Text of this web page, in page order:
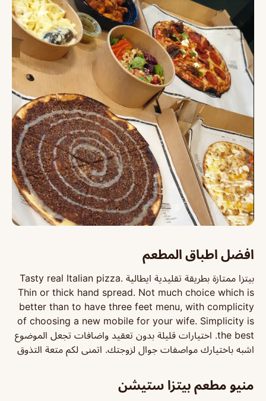
افضل اطباق المطعم
بيتزا ممتازة بطريقة تقليدية ايطالية Tasty real Italian pizza.
Thin or thick hand spread. Not much choice which is
better than to have three feet menu, with complicity
of choosing a new mobile for your wife. Simplicity is
the best. اختيارات قليلة بدون تعقيد واضافات تجعل الموضوع
اشبه باختيارك مواصفات جوال لزوجتك. اتمنى لكم متعة التذوق
منيو مطعم بيتزا ستيشن